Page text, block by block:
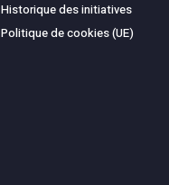
Historique des initiatives
Politique de cookies (UE)